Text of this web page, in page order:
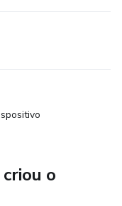
o